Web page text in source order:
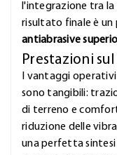
l'integrazione tra la
risultato finale è
antiabrasive
Prestazioni
I vantaggi
sono tangibili:
di terreno e
riduzione delle
una perfetta